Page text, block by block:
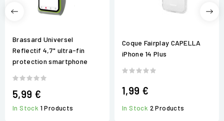
Brassard Universel
Reflectif 4,7" ultra-fin
protection smartphone
5,99 €
In Stock 1 Products
Coque Fairplay CAPELLA
iPhone 14 Plus
1,99 €
In Stock 2 Products